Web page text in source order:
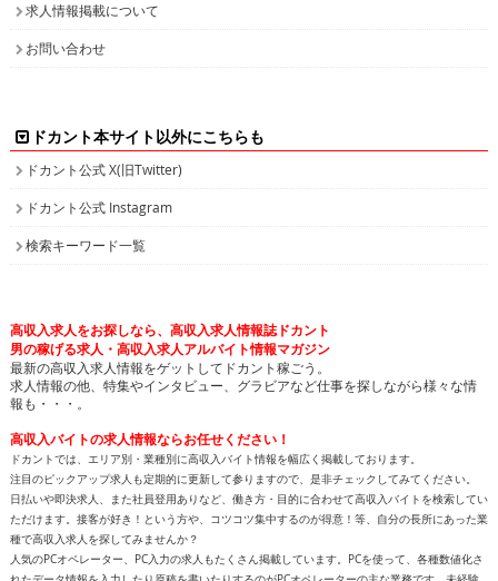
求人情報掲載について
お問い合わせ
ドカント本サイト以外にこちらも
ドカント公式 X(旧Twitter)
ドカント公式 Instagram
検索キーワード一覧
高収入求人をお探しなら、高収入求人情報誌ドカント
男の稼げる求人・高収入求人アルバイト情報マガジン
最新の高収入求人情報をゲットしてドカント稼ごう。
求人情報の他、特集やインタビュー、グラビアなど仕事を探しながら様々な情
報も・・・。
高収入バイトの求人情報ならお任せください！
ドカントでは、エリア別・業種別に高収入バイト情報を幅広く掲載しております。
注目のピックアップ求人も定期的に更新して参りますので、是非チェックしてみてください。
日払いや即決求人、また社員登用ありなど、働き方・目的に合わせて高収入バイトを検索してい
ただけます。接客が好き！という方や、コツコツ集中するのが得意！等、自分の長所にあった業
種で高収入求人を探してみませんか？
人気のPCオペレーター、PC入力の求人もたくさん掲載しています。PCを使って、各種数値化さ